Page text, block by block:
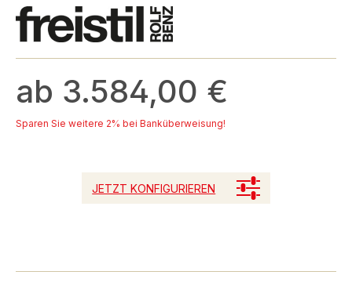
ab 3.584,00 €
Sparen Sie weitere 2% bei Banküberweisung!
JETZT KONFIGURIEREN